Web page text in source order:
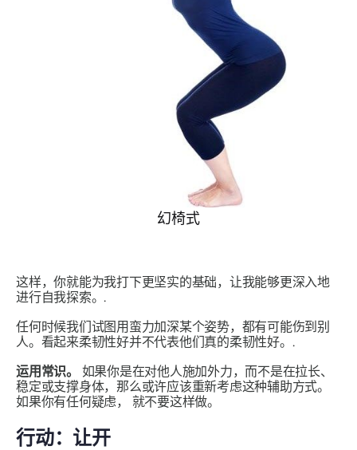
幻椅式
这样，你就能为我打下更坚实的基础，让我能够更深入地
进行自我探索。.
任何时候我们试图用蛮力加深某个姿势，都有可能伤到别
人。看起来柔韧性好并不代表他们真的柔韧性好。.
运用常识。
如果你是在对他人施加外力，而不是在拉长、
稳定或支撑身体，那么或许应该重新考虑这种辅助方式。
如果你有任何疑虑， 就不要这样做。
行动：让开